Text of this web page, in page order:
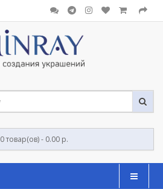
0 товар(ов) - 0.00 р.